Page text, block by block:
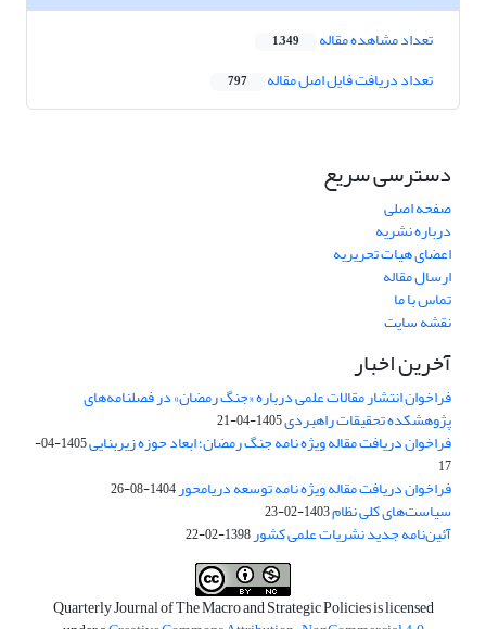
تعداد مشاهده مقاله 1,349
تعداد دریافت فایل اصل مقاله 797
دسترسی سریع
صفحه اصلی
درباره نشریه
اعضای هیات تحریریه
ارسال مقاله
تماس با ما
نقشه سایت
آخرین اخبار
فراخوان انتشار مقالات علمی درباره «جنگ رمضان» در فصلنامه‌های
پژوهشکده تحقیقات راهبردی1405-04-21
فراخوان دریافت مقاله ویژه نامه جنگ رمضان؛ ابعاد حوزه زیربنایی
1405-04-
17
فراخوان دریافت مقاله ویژه نامه توسعه دریامحور1404-08-26
سیاست‌های کلی نظام1403-02-23
آئین‌نامه جدید نشریات علمی کشور1398-02-22
Quarterly Journal of The Macro and Strategic Policies is licensed